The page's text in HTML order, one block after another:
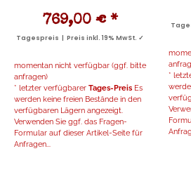
769,00 € *
Tagespreis | Preis inkl. 19% MwSt. ✓
momentan nicht verfügbar (ggf. bitte
anfragen)
* letzter verfügbarer Tages-Preis Es
werden keine freien Bestände in den
verfügbaren Lägern angezeigt.
Verwenden Sie ggf. das Fragen-
Formular auf dieser Artikel-Seite für
Anfragen...
*